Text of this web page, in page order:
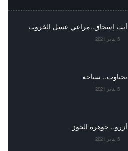
آيت إسحاق..مراعي عسل الخروب
5 يناير 2021
تحناوت.. سياحة
5 يناير 2021
آزرو.. جوهرة الحوز
5 يناير 2021